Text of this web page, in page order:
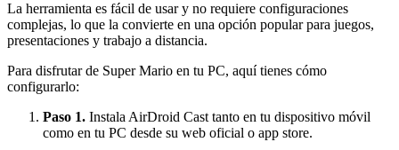
La herramienta es fácil de usar y no requiere configuraciones
complejas, lo que la convierte en una opción popular para juegos,
presentaciones y trabajo a distancia.
Para disfrutar de Super Mario en tu PC, aquí tienes cómo
configurarlo:
Paso 1. Instala AirDroid Cast tanto en tu dispositivo móvil
como en tu PC desde su web oficial o app store.